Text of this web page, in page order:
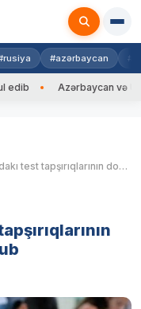
#azərbaycan
Azərbaycan və
Sınaq imtahanındakı test tapşırıqlarının doğru cavabları elan olunub